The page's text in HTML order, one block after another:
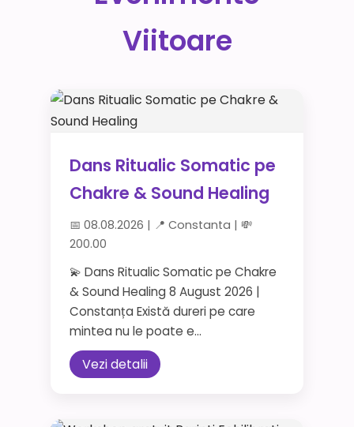
Viitoare
Dans Ritualic Somatic pe
Chakre & Sound Healing
📅 08.08.2026 | 📍 Constanta | 💸
200.00
💫 Dans Ritualic Somatic pe Chakre
& Sound Healing 8 August 2026 |
Constanța Există dureri pe care
mintea nu le poate e...
Vezi detalii